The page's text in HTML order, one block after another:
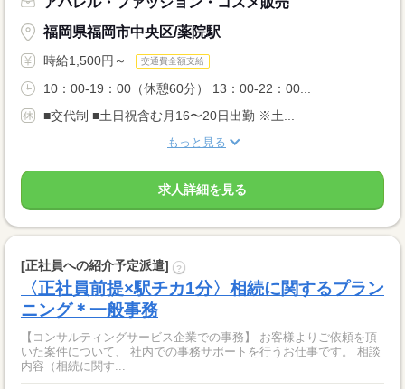
福岡県福岡市中央区/薬院駅
時給1,500円～ 交通費全額支給
10：00-19：00（休憩60分） 13：00-22：00...
■交代制 ■土日祝含む月16〜20日出勤 ※土...
もっと見る
求人詳細を見る
[正社員への紹介予定派遣] ?
〈正社員前提×駅チカ1分〉相続に関するプラン
ニング＊一般事務
【コンサルティングサービス企業での事務】 お客様よりご依頼を頂
いた案件について、 社内での事務サポートを行うお仕事です。 相談
内容（相続に関す...